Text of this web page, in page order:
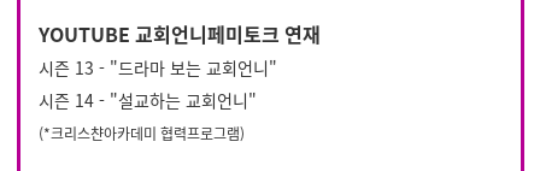
YOUTUBE 교회언니페미토크 연재
시즌 13 - "드라마 보는 교회언니"
시즌 14 - "설교하는 교회언니"
(*크리스챤아카데미 협력프로그램)